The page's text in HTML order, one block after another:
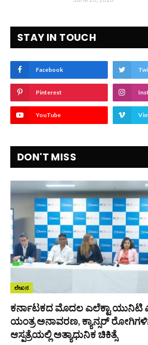
STAY IN TOUCH
Facebook
Pinterest
YouTube
DON'T MISS
ಲೇಖನ
ಕರ್ನಾಟಕದ ಮೊದಲ ಎಲೆಕ್ಟಾ ಯುನಿಟಿ
ಯಂತ್ರ ಅನಾವರಣ, ಕ್ಯಾನ್ಸರ್
ಆಸ್ಪತ್ರೆಯಲ್ಲಿ ಅತ್ಯಾಧುನಿಕ ಚಿಕಿತ್ಸೆ